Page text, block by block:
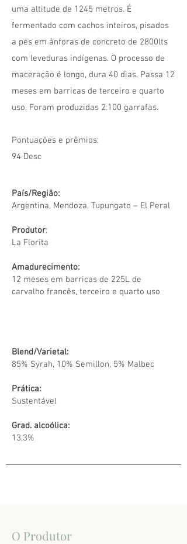
uma altitude de 1245 metros. É
fermentado com cachos inteiros, pisados
a pés em ânforas de concreto de 2800lts
com leveduras indígenas. O processo de
maceração é longo, dura 40 dias. Passa 12
meses em barricas de terceiro e quarto
uso. Foram produzidas 2.100 garrafas.
Pontuações e prêmios:
94 Desc
País/Região:
Argentina, Mendoza, Tupungato – El Peral
Produtor:
La Florita
Amadurecimento:
12 meses em barricas de 225L de
carvalho francês, terceiro e quarto uso
Blend/Varietal:
85% Syrah, 10% Semillon, 5% Malbec
Prática:
Sustentável
Grad. alcoólica:
13,3%
O Produtor